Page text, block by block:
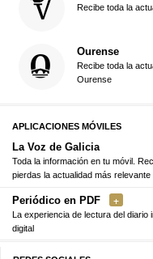
Recibe toda la
Ourense
Recibe toda la
Ourense
APLICACIONES MÓVILES
La Voz de Galicia
Toda la información en tu móvil.
pierdas la actualidad más relevante
Periódico en PDF
La experiencia de lectura del diario
digital